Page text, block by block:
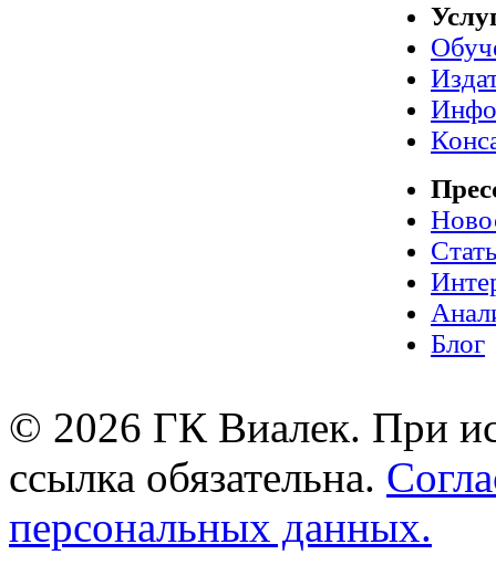
Блог
© 2026 ГК Виалек. При
ссылка обязательна.
персональных данных.